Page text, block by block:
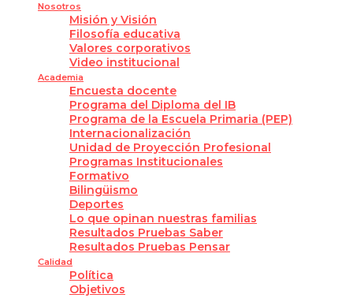
Nosotros
Misión y Visión
Filosofía educativa
Valores corporativos
Video institucional
Academia
Encuesta docente
Programa del Diploma del IB
Programa de la Escuela Primaria (PEP)
Internacionalización
Unidad de Proyección Profesional
Programas Institucionales
Formativo
Bilingüismo
Deportes
Lo que opinan nuestras familias
Resultados Pruebas Saber
Resultados Pruebas Pensar
Calidad
Política
Objetivos